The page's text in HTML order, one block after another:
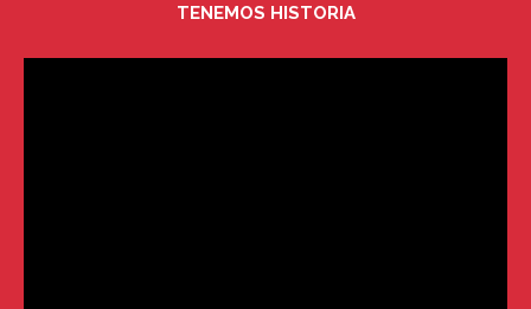
TENEMOS HISTORIA